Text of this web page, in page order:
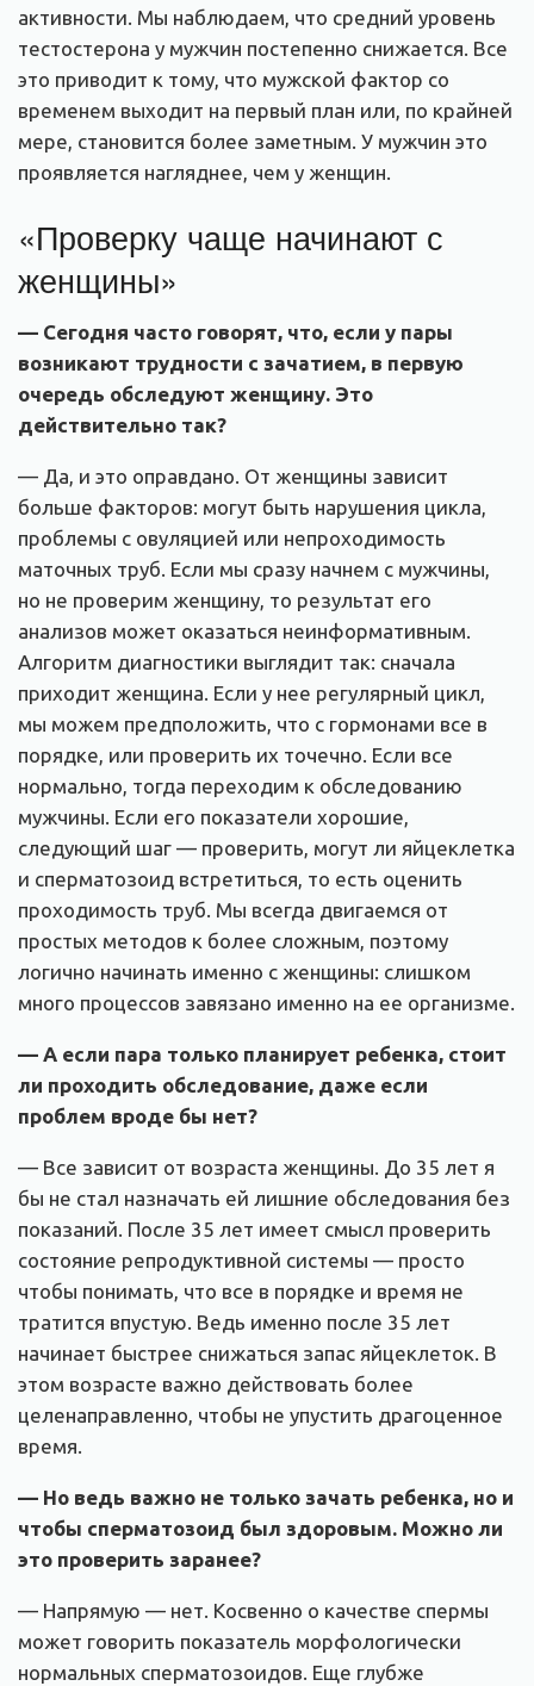
активности. Мы наблюдаем, что средний уровень
тестостерона у мужчин постепенно снижается. Все
это приводит к тому, что мужской фактор со
временем выходит на первый план или, по крайней
мере, становится более заметным. У мужчин это
проявляется нагляднее, чем у женщин.
«Проверку чаще начинают с
женщины»
— Сегодня часто говорят, что, если у пары
возникают трудности с зачатием, в первую
очередь обследуют женщину. Это
действительно так?
— Да, и это оправдано. От женщины зависит
больше факторов: могут быть нарушения цикла,
проблемы с овуляцией или непроходимость
маточных труб. Если мы сразу начнем с мужчины,
но не проверим женщину, то результат его
анализов может оказаться неинформативным.
Алгоритм диагностики выглядит так: сначала
приходит женщина. Если у нее регулярный цикл,
мы можем предположить, что с гормонами все в
порядке, или проверить их точечно. Если все
нормально, тогда переходим к обследованию
мужчины. Если его показатели хорошие,
следующий шаг — проверить, могут ли яйцеклетка
и сперматозоид встретиться, то есть оценить
проходимость труб. Мы всегда двигаемся от
простых методов к более сложным, поэтому
логично начинать именно с женщины: слишком
много процессов завязано именно на ее организме.
— А если пара только планирует ребенка, стоит
ли проходить обследование, даже если
проблем вроде бы нет?
— Все зависит от возраста женщины. До 35 лет я
бы не стал назначать ей лишние обследования без
показаний. После 35 лет имеет смысл проверить
состояние репродуктивной системы — просто
чтобы понимать, что все в порядке и время не
тратится впустую. Ведь именно после 35 лет
начинает быстрее снижаться запас яйцеклеток. В
этом возрасте важно действовать более
целенаправленно, чтобы не упустить драгоценное
время.
— Но ведь важно не только зачать ребенка, но и
чтобы сперматозоид был здоровым. Можно ли
это проверить заранее?
— Напрямую — нет. Косвенно о качестве спермы
может говорить показатель морфологически
нормальных сперматозоидов. Еще глубже